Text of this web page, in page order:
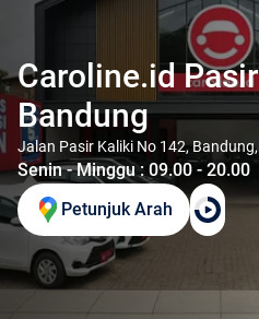
Caroline.id
Bandung
Jalan Pasir Kaliki No 142,
Senin - Minggu : 09.00 - 20.00
Petunjuk Arah